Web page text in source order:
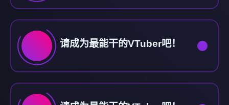
请成为最能干的VTuber吧！